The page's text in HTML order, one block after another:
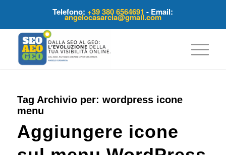
Telefono:+39 380 6564691 - Email:
angelocasarcia@gmail.com
Tag Archivio per: wordpress icone
menu
Aggiungere icone